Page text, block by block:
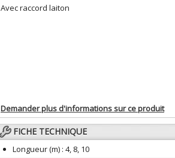
Avec raccord laiton
Demander plus d'informations sur ce produit
FICHE TECHNIQUE
Longueur (m) : 4, 8, 10